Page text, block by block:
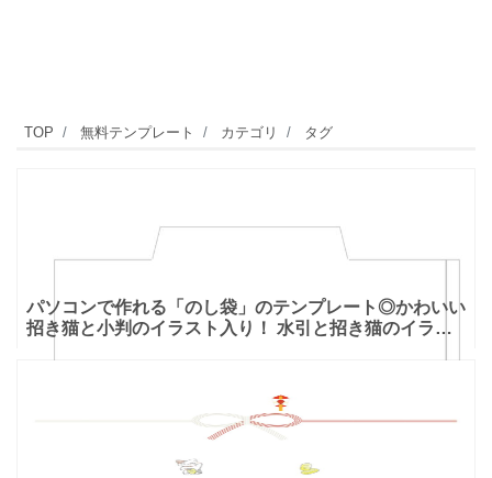
TOP 無料テンプレート カテゴリ タグ
パソコンで作れる「のし袋」のテンプレート◎かわいい
招き猫と小判のイラスト入り！ 水引と招き猫のイラス